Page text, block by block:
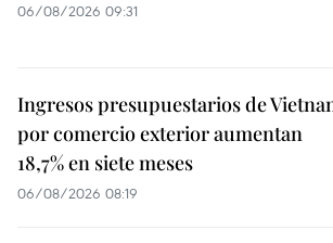
06/08/2026 09:31
Ingresos presupuestarios de
por comercio exterior aumentan
18,7% en siete meses
06/08/2026 08:19